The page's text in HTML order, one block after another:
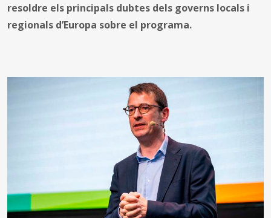
resoldre els principals dubtes dels governs locals i
regionals d’Europa sobre el programa.